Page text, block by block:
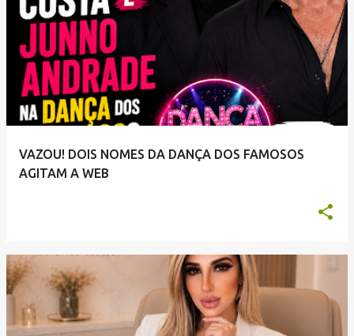
VAZOU! DOIS NOMES DA DANÇA DOS FAMOSOS
AGITAM A WEB